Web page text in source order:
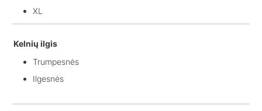
XL
Kelnių ilgis
Trumpesnės
Ilgesnės